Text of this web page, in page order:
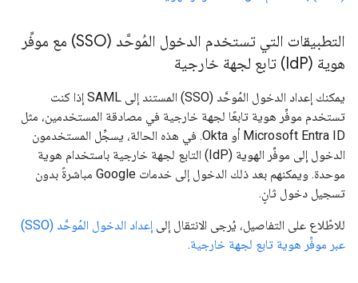
التطبيقات التي تستخدم الدخول المُوحَّد (SSO) مع موفِّر
هوية (IdP) تابع لجهة خارجية
يمكنك إعداد الدخول المُوحَّد (SSO) المستند إلى SAML إذا كنت
تستخدم موفِّر هوية تابعًا لجهة خارجية في مصادقة المستخدمين، مثل
Microsoft Entra ID أو Okta. في هذه الحالة، يسجِّل المستخدمون
الدخول إلى موفِّر الهوية (IdP) التابع لجهة خارجية باستخدام هوية
موحدة. ويمكنهم بعد ذلك الدخول إلى خدمات Google مباشرةً بدون
تسجيل دخول ثانٍ.
للاطّلاع على التفاصيل، يُرجى الانتقال إلى
إعداد الدخول المُوحَّد (SSO)
عبر موفِّر هوية تابع لجهة خارجية.